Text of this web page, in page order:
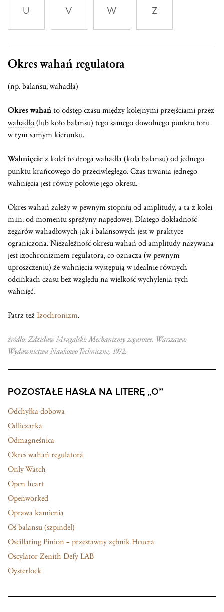
U V W Z
Okres wahań regulatora
(np. balansu, wahadła)
Okres wahań to odstęp czasu między kolejnymi przejściami przez
wahadło (lub koło balansu) tego samego dowolnego punktu toru
w tym samym kierunku.
Wahnięcie z kolei to droga wahadła (koła balansu) od jednego
punktu krańcowego do przeciwległego. Czas trwania jednego
wahnięcia jest równy połowie jego okresu.
Okres wahań zależy w pewnym stopniu od amplitudy, a ta z kolei
m.in. od momentu sprężyny napędowej. Dlatego dokładność
zegarów wahadłowych jak i balansowych jest w praktyce
ograniczona. Niezależność okresu wahań od amplitudy nazywana
jest izochronizmem regulatora, co oznacza (w pewnym
uproszczeniu) że wahnięcia występują w idealnie równych
odcinkach czasu bez względu na wielkość wychylenia tych
wahnięć.
Patrz też Izochronizm.
źródło: Zdzisław Mrugalski: Mechanizmy zegarowe. Warszawa:
Wydawnictwa Naukowo-Techniczne, 1972.
POZOSTAŁE HASŁA NA LITERĘ „O”
Odchyłka dobowa
Odliczarka
Odmagneśnica
Okres wahań regulatora
Only Watch
Open heart
Openworked
Oprawa kamienia
Oś balansu (szpindel)
Oscillating Pinion – przestawny zębnik Heuera
Oscylator Zenith Defy LAB
Oysterlock